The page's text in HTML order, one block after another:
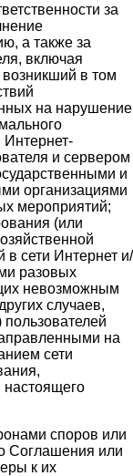
за
а также за
включая
в том
на нарушение
Интернет-
и сервером
и
организациями
мероприятий;
(или
в сети Интернет и/
разовых
невозможным
случаев,
на
сети
споров или
Соглашения или
к их